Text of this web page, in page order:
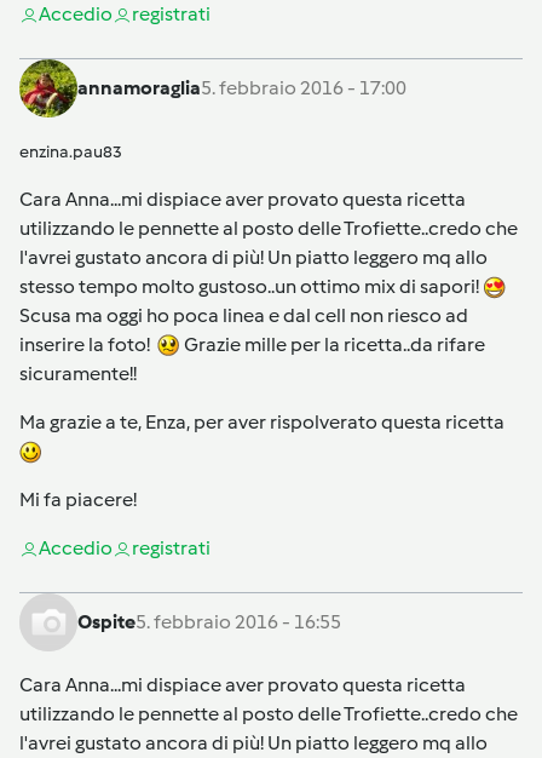
Accedio registrati
annamoraglia5. febbraio 2016 - 17:00
enzina.pau83
Cara Anna...mi dispiace aver provato questa ricetta
utilizzando le pennette al posto delle Trofiette..credo che
l'avrei gustato ancora di più! Un piatto leggero mq allo
stesso tempo molto gustoso..un ottimo mix di sapori!
Scusa ma oggi ho poca linea e dal cell non riesco ad
inserire la foto!
Grazie mille per la ricetta..da rifare
sicuramente!!
Ma grazie a te, Enza, per aver rispolverato questa ricetta
Mi fa piacere!
Accedio registrati
Ospite5. febbraio 2016 - 16:55
Cara Anna...mi dispiace aver provato questa ricetta
utilizzando le pennette al posto delle Trofiette..credo che
l'avrei gustato ancora di più! Un piatto leggero mq allo